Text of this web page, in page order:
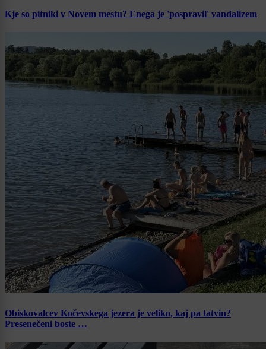
Kje so pitniki v Novem mestu? Enega je 'pospravil' vandalizem
Obiskovalcev Kočevskega jezera je veliko, kaj pa tatvin?
Presenečeni boste …